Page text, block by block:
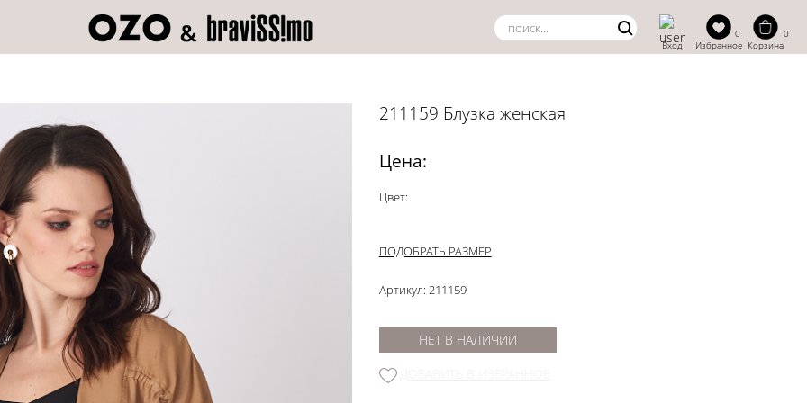
211159 Блузка женская
Цена:
Цвет:
ПОДОБРАТЬ РАЗМЕР
Артикул: 211159
НЕТ В НАЛИЧИИ
Вход
0
Избранное
0
Корзина